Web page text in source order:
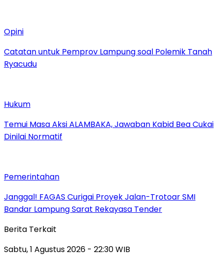
Opini
Catatan untuk Pemprov Lampung soal Polemik Tanah
Ryacudu
Hukum
Temui Masa Aksi ALAMBAKA, Jawaban Kabid Bea Cukai
Dinilai Normatif
Pemerintahan
Janggal! FAGAS Curigai Proyek Jalan-Trotoar SMI
Bandar Lampung Sarat Rekayasa Tender
Berita Terkait
Sabtu, 1 Agustus 2026 - 22:30 WIB